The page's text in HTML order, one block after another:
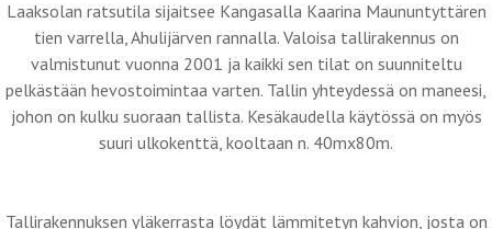
Laaksolan ratsutila sijaitsee Kangasalla Kaarina Maununtyttären
tien varrella, Ahulijärven rannalla. Valoisa tallirakennus on
valmistunut vuonna 2001 ja kaikki sen tilat on suunniteltu
pelkästään hevostoimintaa varten. Tallin yhteydessä on maneesi,
johon on kulku suoraan tallista. Kesäkaudella käytössä on myös
suuri ulkokenttä, kooltaan n. 40mx80m.
Tallirakennuksen yläkerrasta löydät lämmitetyn kahvion, josta on